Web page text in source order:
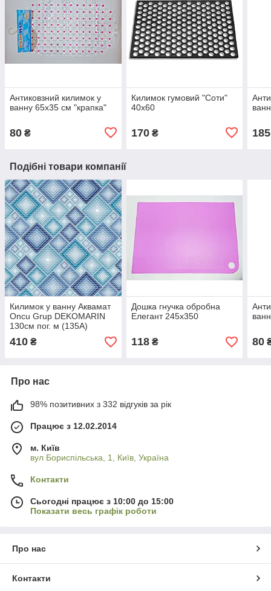
Антиковзний килимок у
ванну 65х35 см "крапка"
80 ₴
Килимок гумовий "Соти"
40х60
170₴ 185
Подібні товари компанії
Килимок у ванну Аквамат
Oncu Grup DEKOMARIN
130см пог. м (135А)
410 ₴
Дошка гнучка обробна
Елегант 245х350
118₴ 80
Про нас
98% позитивних з 332 відгуків за рік
Працює з 12.02.2014
м. Київ
вул Бориспільська, 1, Київ, Україна
Контакти
Сьогодні працює з 10:00 до 15:00
Показати весь графік роботи
Про нас
Контакти